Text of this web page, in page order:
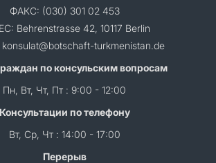
ФАКС: (030) 301 02 453
Behrenstrasse 42, 10117 Berlin
konsulat@botschaft-turkmenistan.de
по консульским вопросам
Пн, Вт, Чт, Пт : 9:00 - 12:00
Консультации по телефону
Вт, Ср, Чт : 14:00 - 17:00
Перерыв